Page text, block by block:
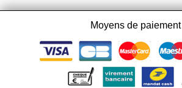
Moyens de paiement